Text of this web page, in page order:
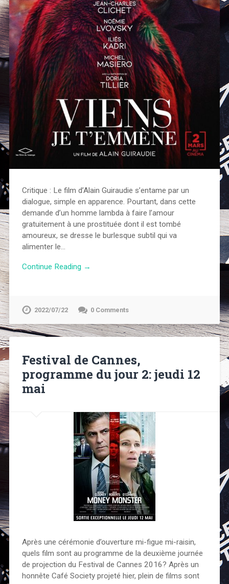
Critique : Le film d’Alain Guiraudie s’entame par un
dialogue, simple en apparence. Pourtant, dans cette
demande d’un homme lambda à faire l’amour
gratuitement à une prostituée dont il est tombé
amoureux, se dresse le burlesque subtil qui va
alimenter le…
Continue Reading →
2022/07/22 0 Comments
Festival de Cannes,
programme du jour 2: jeudi 12
mai
Après une cérémonie d’ouverture mi-figue mi-raisin,
quels film sont au programme de la deuxième journée
de projection du Festival de Cannes 2016? Après un
honnête Café Society projeté hier, plein de films sont